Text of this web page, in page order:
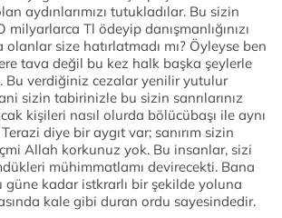
aydınlarımızı tutukladılar. Bu sizin
Tl ödeyip danışmanlığınızı
size hatırlatmadı mı? Öyleyse ben
tava değil bu kez halk başka şeylerle
Bu verdiğiniz cezalar yenilir yutulur
sizin tabirinizle bu sizin sanrılarınız
kişileri nasıl olurda bölücübaşı ile aynı
diye bir aygıt var; sanırım sizin
Allah korkunuz yok. Bu insanlar, sizi
mühimmatlamı devirecekti. Bana
kadar istkrarlı bir şekilde yoluna
kale gibi duran ordu sayesindedir.